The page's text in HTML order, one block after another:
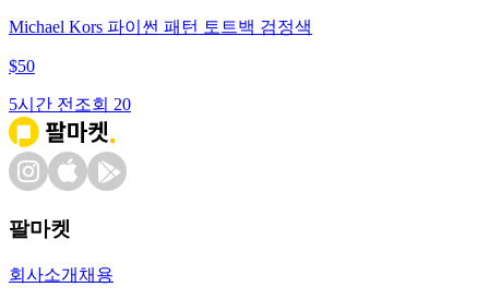
Michael Kors 파이썬 패턴 토트백 검정색
$50
5시간 전 조회 20
팔마켓
회사소개 채용